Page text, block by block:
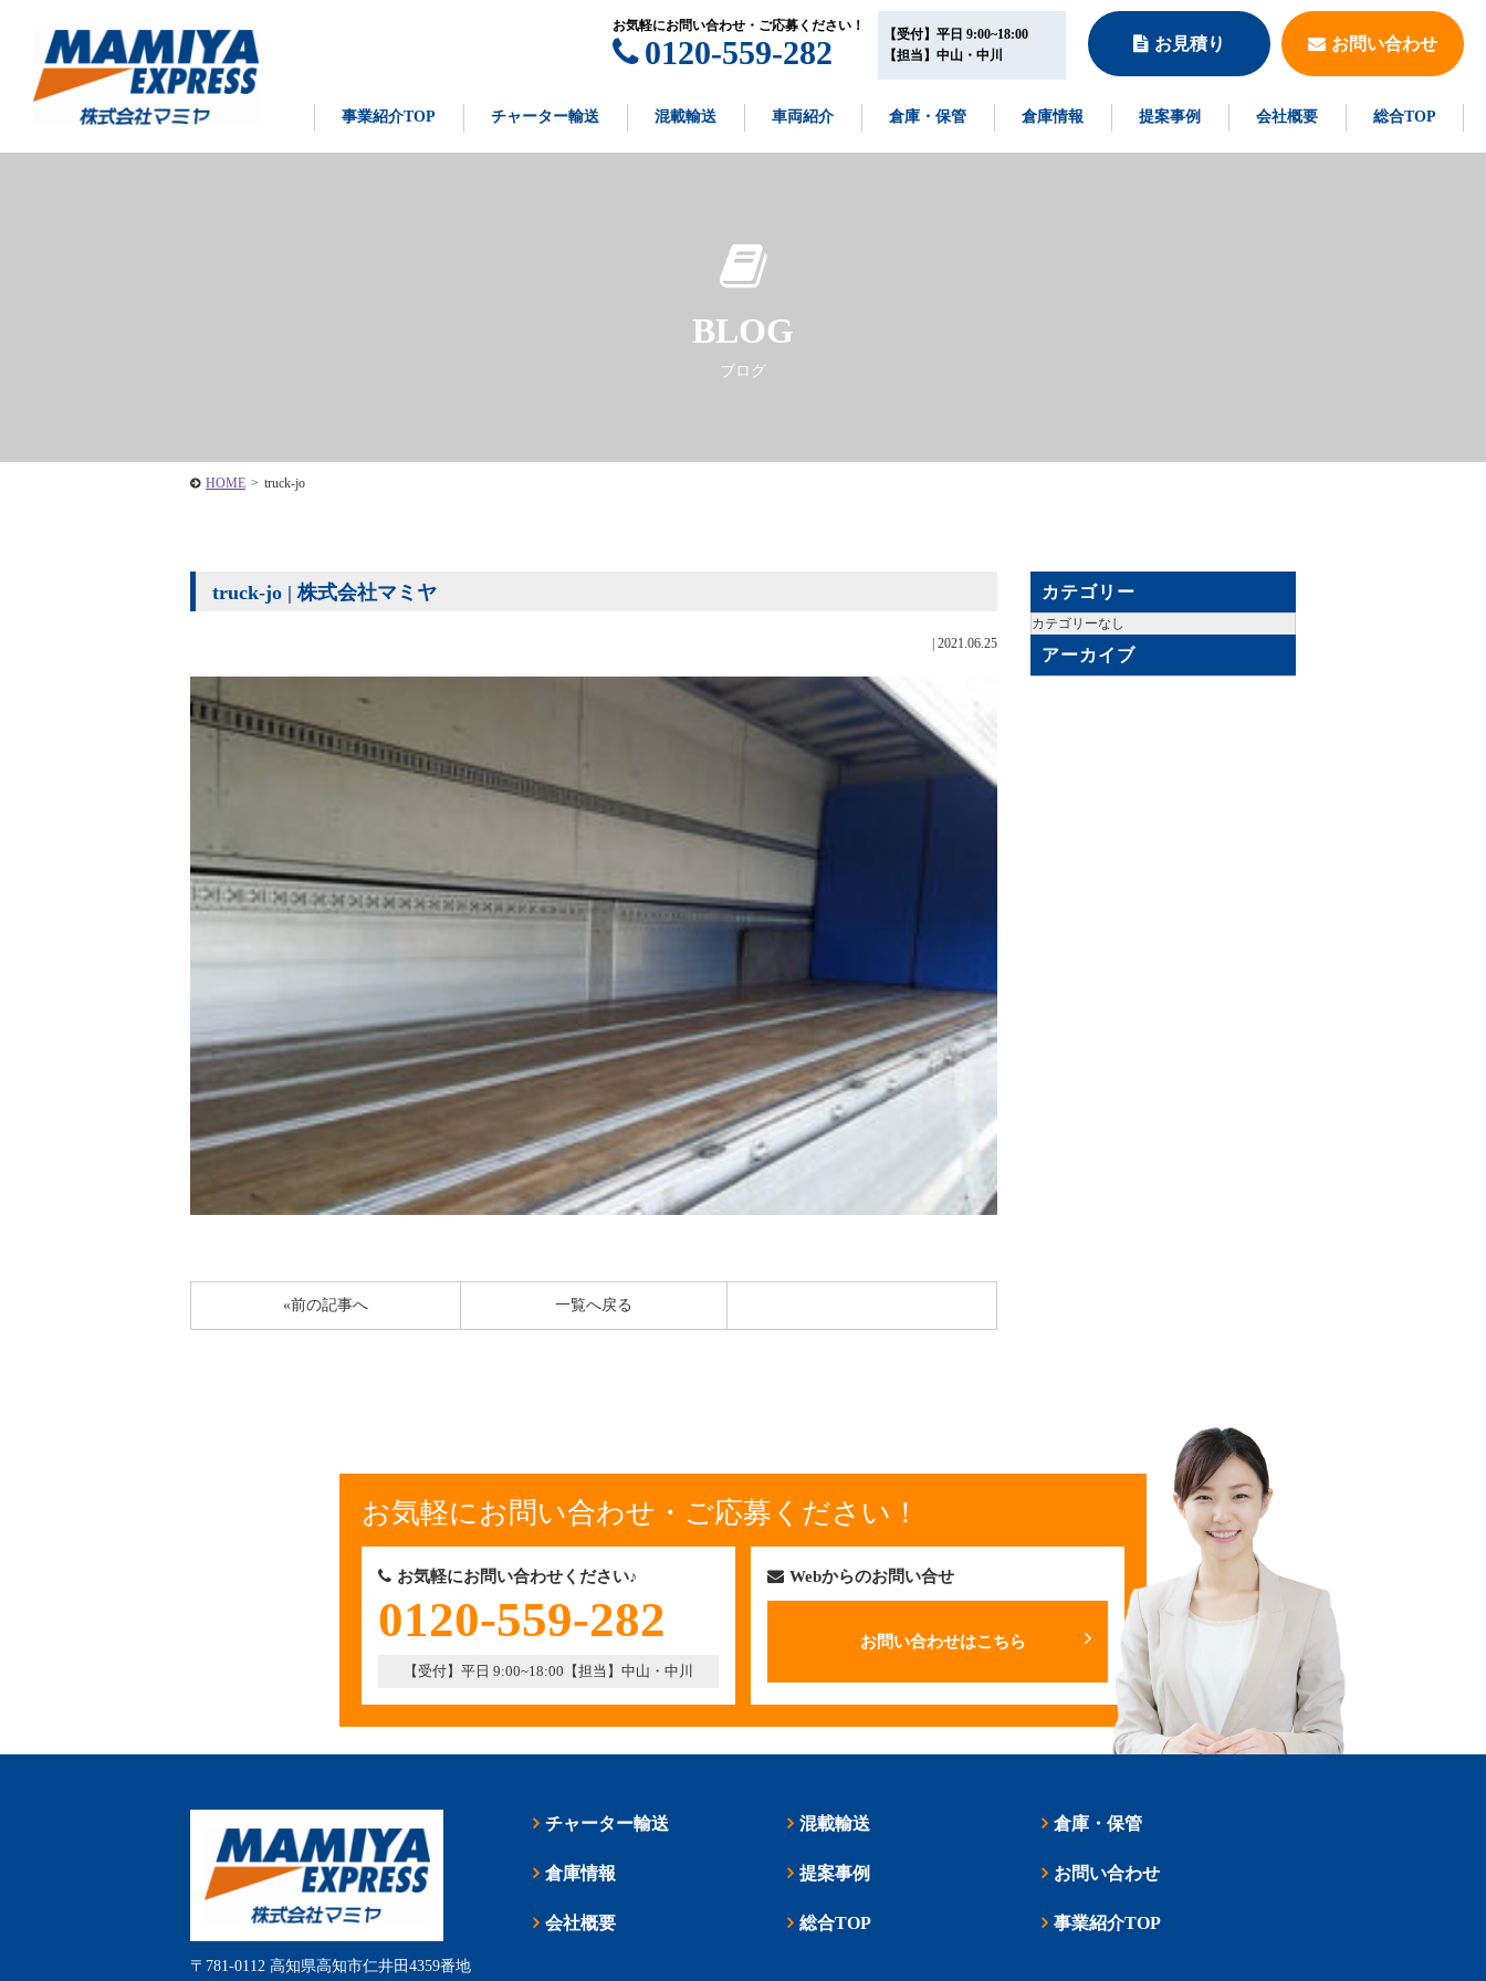
事業紹介TOP チャーター輸送 混載輸送 車両紹介 倉庫・保管 倉庫情報 提案事例 会社概要 総合TOP
お気軽にお問い合わせ・ご応募ください！
0120-559-282
【受付】平日 9:00~18:00
【担当】中山・中川
お見積り お問い合わせ
BLOG
ブログ
HOME > truck-jo
truck-jo | 株式会社マミヤ
2021.06.25
«前の記事へ 一覧へ戻る
カテゴリー
カテゴリーなし
アーカイブ
お気軽にお問い合わせ・ご応募ください！
お気軽にお問い合わせください♪
0120-559-282
【受付】平日 9:00~18:00 【担当】中山・中川
Webからのお問い合せ
お問い合わせはこちら
チャーター輸送 混載輸送 倉庫・保管
倉庫情報 提案事例 お問い合わせ
会社概要 総合TOP 事業紹介TOP
〒781-0112 高知県高知市仁井田4359番地